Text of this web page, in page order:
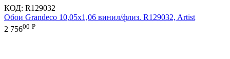
КОД: R129032
Обои Grandeco 10,05х1,06 винил/флиз. R129032, Artist
2 75600 Р